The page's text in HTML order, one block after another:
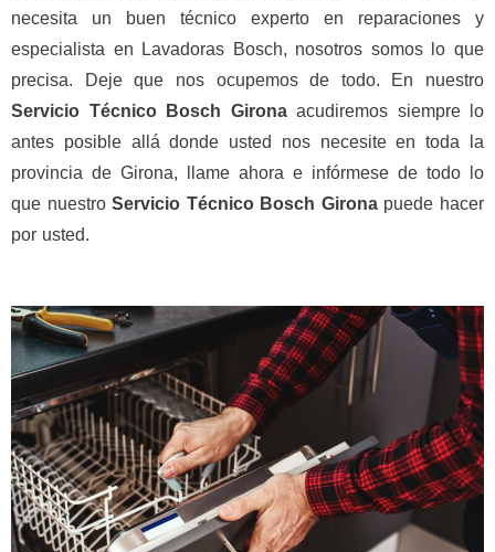
necesita un buen técnico experto en reparaciones y
especialista en Lavadoras Bosch, nosotros somos lo que
precisa. Deje que nos ocupemos de todo. En nuestro
Servicio Técnico Bosch Gironaacudiremos siempre lo
antes posible allá donde usted nos necesite en toda la
provincia de Girona, llame ahora e infórmese de todo lo
que nuestroServicio Técnico Bosch Gironapuede hacer
por usted.